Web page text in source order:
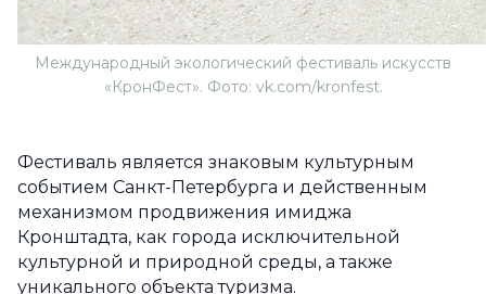
Международный экологический фестиваль искусств
«КронФест». Фото: vk.com/kronfest.
Фестиваль является знаковым культурным
событием Санкт-Петербурга и действенным
механизмом продвижения имиджа
Кронштадта, как города исключительной
культурной и природной среды, а также
уникального объекта туризма.